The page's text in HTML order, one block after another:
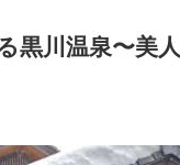
黒川温泉〜美